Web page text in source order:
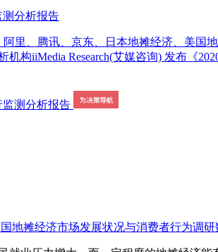
测分析报告
里、腾讯、京东、日本地摊经济、美国
构iiMedia Research(艾媒咨询) 发布《
地摊经济市场发展状况与消费者行为调研